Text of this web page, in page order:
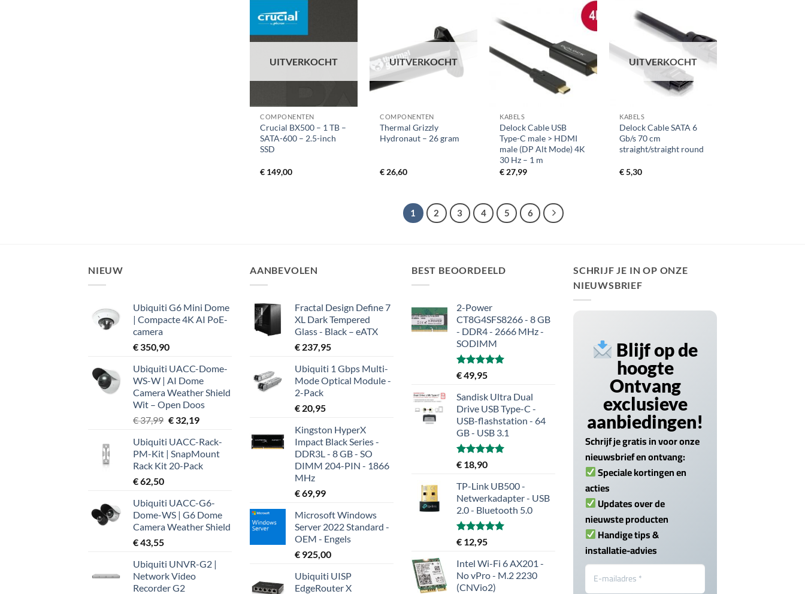
UITVERKOCHT
COMPONENTEN
Crucial BX500 – 1 TB –
SATA-600 – 2.5-inch
SSD
€ 149,00
UITVERKOCHT
COMPONENTEN
Thermal Grizzly
Hydronaut – 26 gram
€ 26,60
KABELS
Delock Cable USB
Type-C male > HDMI
male (DP Alt Mode) 4K
30 Hz – 1 m
€ 27,99
UITVERKOCHT
KABELS
Delock Cable SATA 6
Gb/s 70 cm
straight/straight round
€5,30
1 2 3 4 5 6
NIEUW
Ubiquiti G6 Mini Dome
| Compacte 4K AI PoE-
camera
€ 350,90
Ubiquiti UACC-Dome-
WS-W | AI Dome
Camera Weather Shield
Wit – Open Doos
€37,99 Oorspronkelijke
was:
€ 37,99.
€32,19Huidige
is:
€ 32,19.
Ubiquiti UACC-Rack-
PM-Kit | SnapMount
Rack Kit 20-Pack
€62,50
Ubiquiti UACC-G6-
Dome-WS | G6 Dome
Camera Weather Shield
€43,55
Ubiquiti UNVR-G2 |
Network Video
Recorder G2
AANBEVOLEN
Fractal Design Define 7
XL Dark Tempered
Glass - Black – eATX
€ 237,95
Ubiquiti 1 Gbps Multi-
Mode Optical Module -
2-Pack
€ 20,95
Kingston HyperX
Impact Black Series -
DDR3L - 8 GB - SO
DIMM 204-PIN - 1866
MHz
€69,99
Microsoft Windows
Server 2022 Standard -
OEM - Engels
€ 925,00
Ubiquiti UISP
EdgeRouter X
BEST BEOORDEELD
2-Power
CT8G4SFS8266 - 8 GB
- DDR4 - 2666 MHz -
SODIMM
Gewaardeerd
uit 5
€49,95
Sandisk Ultra Dual
Drive USB Type-C -
USB-flashstation - 64
GB - USB 3.1
Gewaardeerd
uit 5
€ 18,90
TP-Link UB500 -
Netwerkadapter - USB
2.0 - Bluetooth 5.0
Gewaardeerd
uit 5
€ 12,95
Intel Wi-Fi 6 AX201 -
No vPro - M.2 2230
(CNVio2)
SCHRIJF JE IN OP ONZE
NIEUWSBRIEF
Blijf op de
hoogte
Ontvang
exclusieve
aanbiedingen!
Schrijf je gratis in voor onze
nieuwsbrief en ontvang:
Speciale kortingen en
acties
Updates over de
nieuwste producten
Handige tips &
installatie-advies